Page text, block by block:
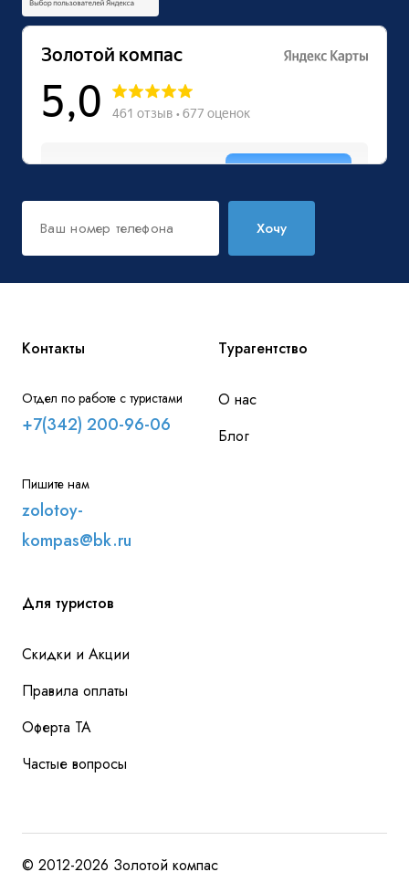
Хочу
Контакты
Отдел по работе с туристами
+7(342) 200-96-06
Пишите нам
zolotoy-
kompas@bk.ru
Турагентство
О нас
Блог
Для туристов
Скидки и Акции
Правила оплаты
Оферта ТА
Частые вопросы
© 2012-2026 Золотой компас